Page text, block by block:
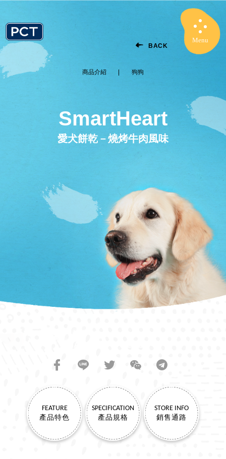
MenuClose
BACK
商品介紹 狗狗
SmartHeart
愛犬餅乾－燒烤牛肉風味
FEATURE
產品特色
SPECIFICATION
產品規格
STORE INFO
銷售通路